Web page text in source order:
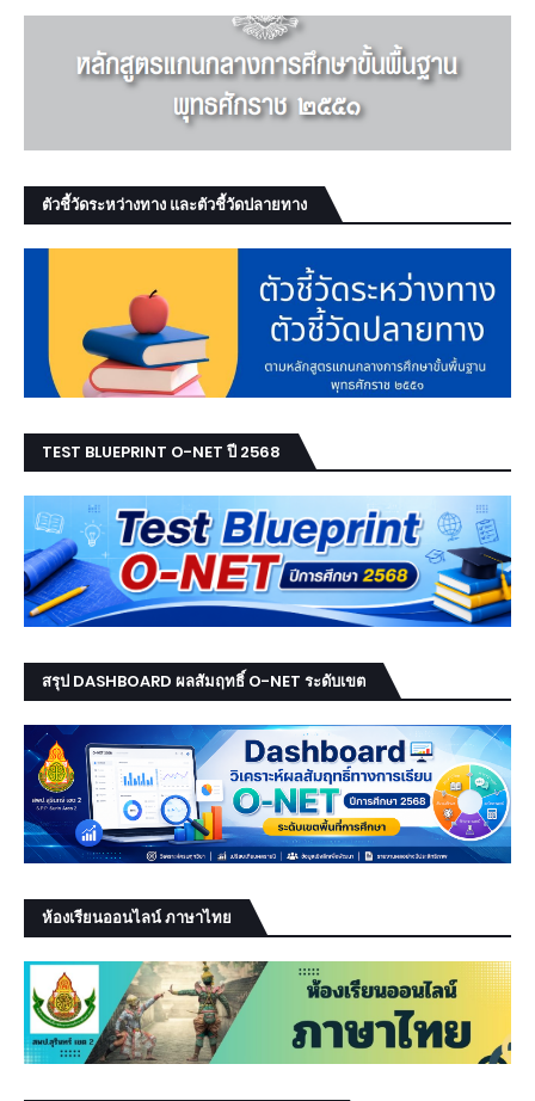
ตัวชี้วัดระหว่างทาง และตัวชี้วัดปลายทาง
TEST BLUEPRINT O-NET ปี 2568
สรุป DASHBOARD ผลสัมฤทธิ์ O-NET ระดับเขต
ห้องเรียนออนไลน์ ภาษาไทย